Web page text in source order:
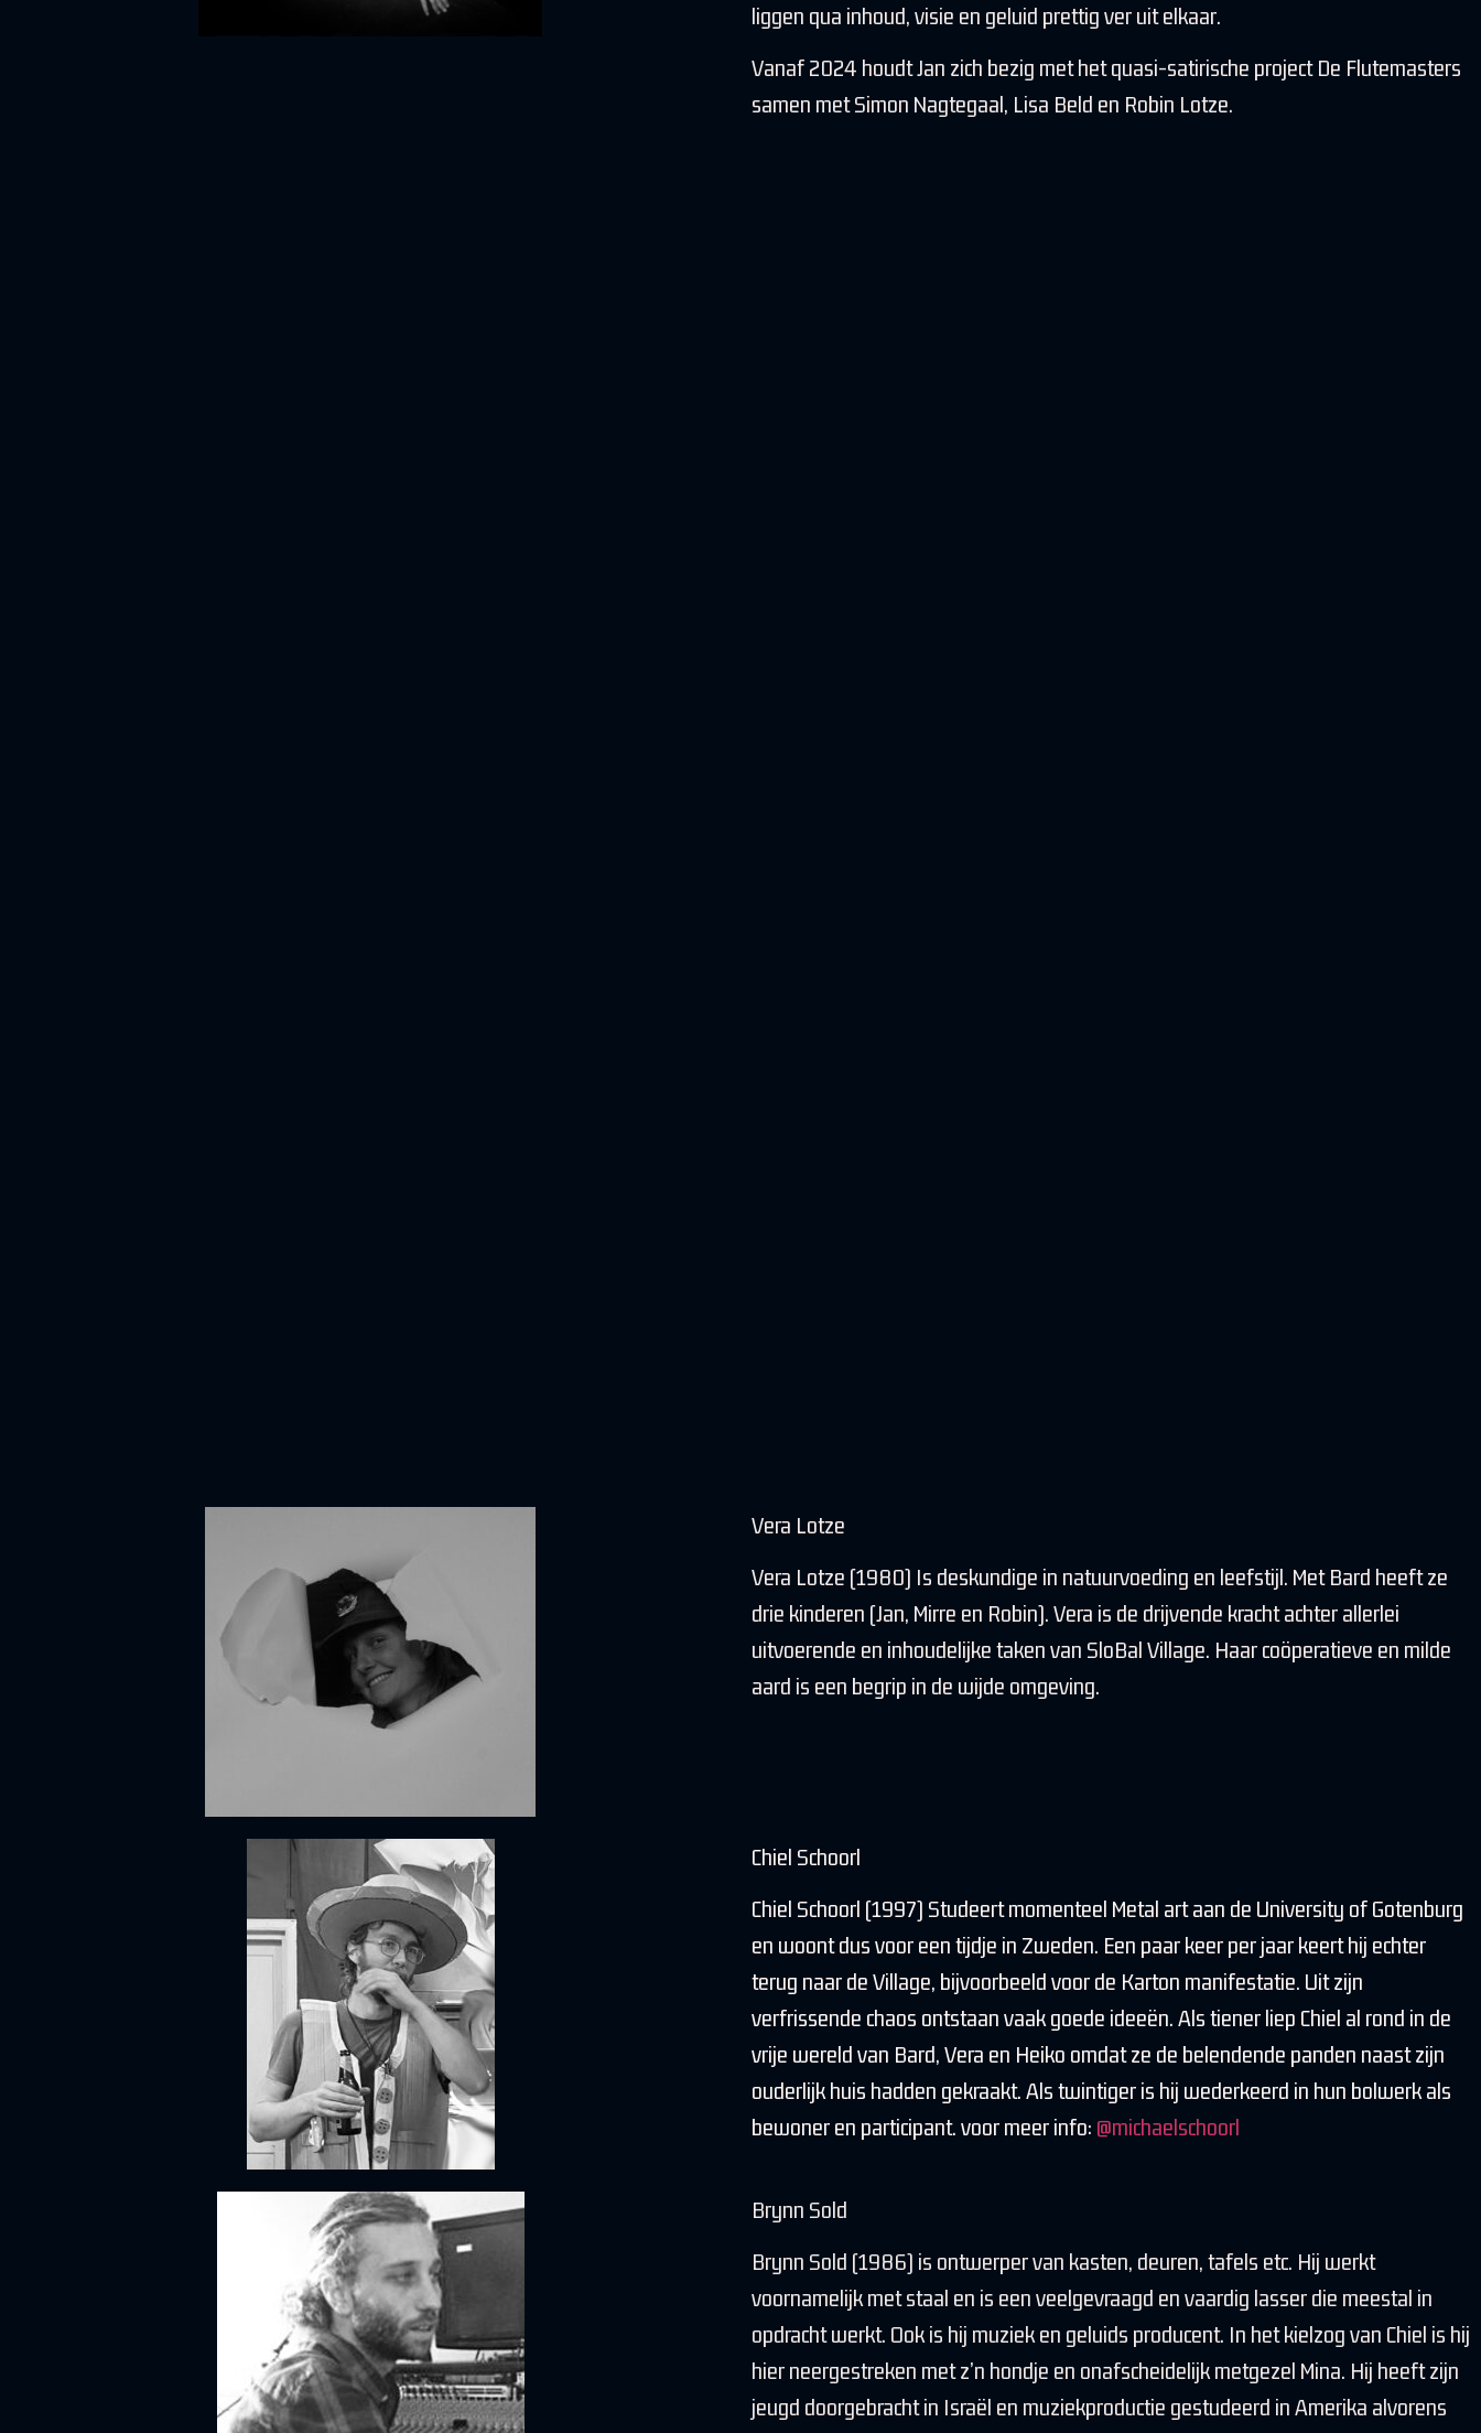
liggen qua inhoud, visie en geluid prettig ver uit elkaar.
Vanaf 2024 houdt Jan zich bezig met het quasi-satirische project De Flutemasters
samen met Simon Nagtegaal, Lisa Beld en Robin Lotze.
Vera Lotze
Vera Lotze (1980) Is deskundige in natuurvoeding en leefstijl. Met Bard heeft ze
drie kinderen (Jan, Mirre en Robin). Vera is de drijvende kracht achter allerlei
uitvoerende en inhoudelijke taken van SloBal Village. Haar coöperatieve en milde
aard is een begrip in de wijde omgeving.
Chiel Schoorl
Chiel Schoorl (1997) Studeert momenteel Metal art aan de University of Gotenburg
en woont dus voor een tijdje in Zweden. Een paar keer per jaar keert hij echter
terug naar de Village, bijvoorbeeld voor de Karton manifestatie. Uit zijn
verfrissende chaos ontstaan vaak goede ideeën. Als tiener liep Chiel al rond in de
vrije wereld van Bard, Vera en Heiko omdat ze de belendende panden naast zijn
ouderlijk huis hadden gekraakt. Als twintiger is hij wederkeerd in hun bolwerk als
bewoner en participant. voor meer info: @michaelschoorl
Brynn Sold
Brynn Sold (1986) is ontwerper van kasten, deuren, tafels etc. Hij werkt
voornamelijk met staal en is een veelgevraagd en vaardig lasser die meestal in
opdracht werkt. Ook is hij muziek en geluids producent. In het kielzog van Chiel is hij
hier neergestreken met z’n hondje en onafscheidelijk metgezel Mina. Hij heeft zijn
jeugd doorgebracht in Israël en muziekproductie gestudeerd in Amerika alvorens